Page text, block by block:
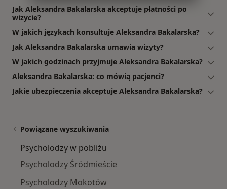
Jak Aleksandra Bakalarska akceptuje płatności po
wizycie?
W jakich językach konsultuje Aleksandra Bakalarska?
Jak Aleksandra Bakalarska umawia wizyty?
W jakich godzinach przyjmuje Aleksandra Bakalarska?
Aleksandra Bakalarska: co mówią pacjenci?
Jakie ubezpieczenia akceptuje Aleksandra Bakalarska?
Powiązane wyszukiwania
Psycholodzy w pobliżu
Psycholodzy Śródmieście
Psycholodzy Mokotów